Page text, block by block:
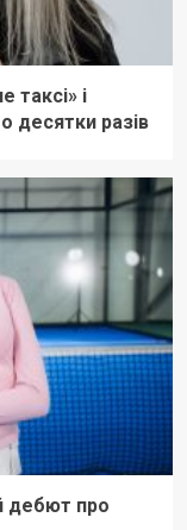
таксі» і
десятки разів
дебют про